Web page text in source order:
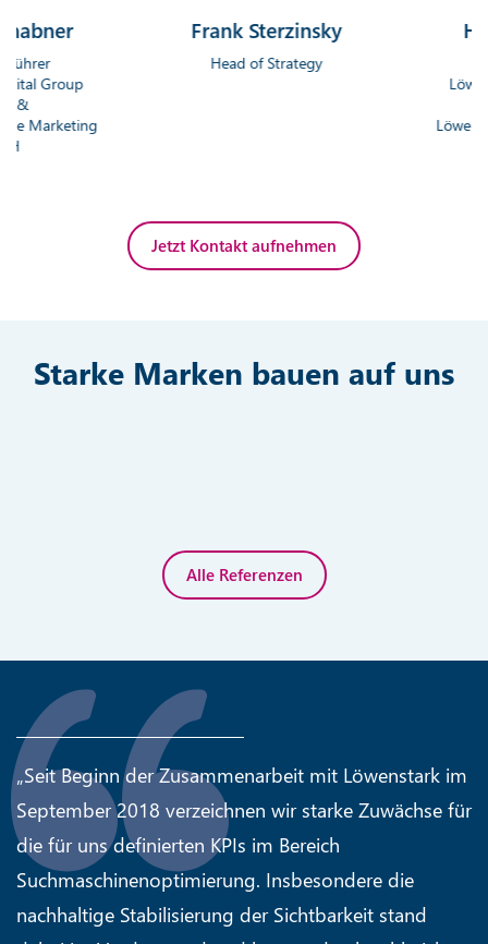
Frank Sterzinsky
Head of Strategy
Löwenstark
Jetzt Kontakt aufnehmen
Starke Marken bauen auf uns
Alle Referenzen
„Seit Beginn der Zusammenarbeit mit Löwenstark im
September 2018 verzeichnen wir starke Zuwächse für
die für uns definierten KPIs im Bereich
Suchmaschinenoptimierung. Insbesondere die
nachhaltige Stabilisierung der Sichtbarkeit stand